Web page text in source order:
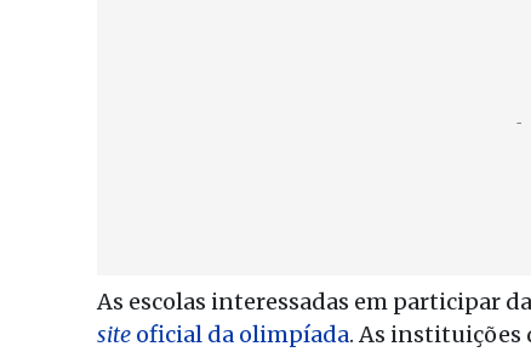
As escolas interessadas em participar
site oficial da olimpíada. As instituições